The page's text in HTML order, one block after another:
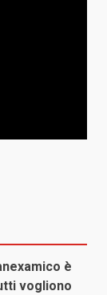
è
vogliono